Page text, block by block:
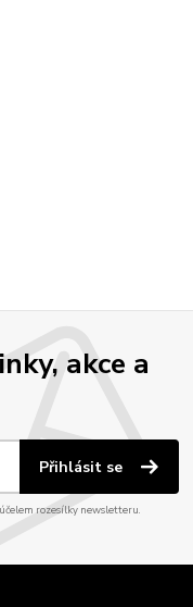
akce a
Přihlásit se
rozesílky newsletteru.